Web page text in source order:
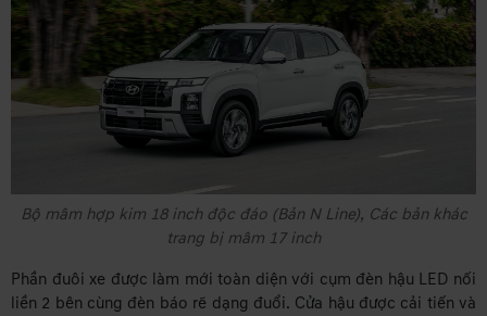
Bộ mâm hợp kim 18 inch độc đáo (Bản N Line), Các bản khác
trang bị mâm 17 inch
Phần đuôi xe được làm mới toàn diện với cụm đèn hậu LED nối
liền 2 bên cùng đèn báo rẽ dạng đuổi. Cửa hậu được cải tiến và